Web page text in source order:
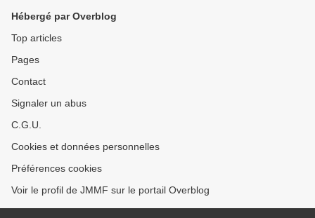
Hébergé par Overblog
Top articles
Pages
Contact
Signaler un abus
C.G.U.
Cookies et données personnelles
Préférences cookies
Voir le profil de JMMF sur le portail Overblog